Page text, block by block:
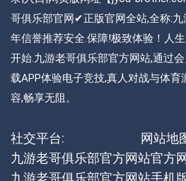
哥俱乐部官网✔正版官网全站,全称:九
年信誉推荐安全.保障!极致体验！人
开始.九游老哥俱乐部官方网站,通过
载APP体验电子竞技,真人对战与体
容,畅享无阻。
社交平台:
网站地
九游老哥俱乐部官方网站官方